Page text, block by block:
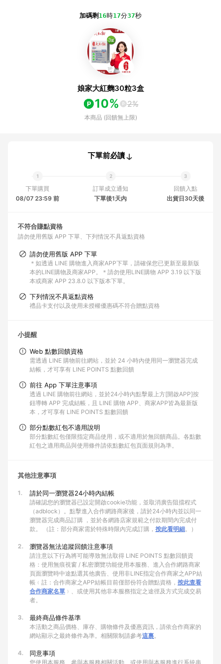
加碼剩 16時17分37秒
娘家大紅麴30粒3盒
10% 2%
本商品 (回饋無上限)
下單前必讀
下單購買
08/07 23:59 前
訂單成立通知
下單後1天內
回饋入點
出貨日30天後
不符合賺點資格
請勿使用舊版 APP 下單 下列情況不具返點資格
請勿使用舊版 APP 下單
＊如透過 LINE 購物進入商家APP下單，請確保您已更新至最新版
本的LINE購物及商家APP。＊請勿使用LINE購物 APP 3.19 以下版
本或商家 APP 23.8.0 以下版本下單。
下列情況不具返點資格
禮品卡支付以及使用未授權優惠碼不符合贈點資格
小提醒
Web 點數回饋資格
需透過 LINE 購物前往網站，並於 24 小時內使用同一瀏覽器完成
結帳，才可享有 LINE POINTS 點數回饋
前往 App 下單注意事項
透過 LINE 購物前往網站，並於24小時內點擊最上方[開啟APP]按
鈕導轉 APP 完成結帳，且 LINE 購物 APP、商家APP皆為最新版
本，才可享有 LINE POINTS 點數回饋
部分點數紅包不適用說明
部分點數紅包僅限指定商品使用，或不適用於無回饋商品。各點數
紅包之適用商品與使用條件請依點數紅包頁面規則為準。
其他注意事項
1. 請於同一瀏覽器24小時內結帳
請確認您的瀏覽器已設定開啟cookie功能，並取消廣告阻擋程式
（adblock）。點擊進入合作網路商家後，請於24小時內並以同一
瀏覽器完成商品訂購 ，並於各網路店家規範之付款期間內完成付
款。 （註：部分商家需於特殊時限內完成訂購， 按此看明細。）
2. 瀏覽器無法追蹤回饋注意事項
請注意以下行為將可能導致無法取得 LINE POINTS 點數回饋資
格：使用無痕視窗 / 私密瀏覽功能使用本服務、進入合作網路商家
頁面瀏覽時中途點選其他廣告、使用非LINE指定合作商家之APP結
帳﹙註：合作商家之APP結帳目前僅部份符合贈點資格， 按此查看
合作商家名單 ﹚、或使用其他非本服務指定之途徑及方式完成交易
者。
3. 最終商品條件基準
本活動之商品價格、庫存、購物條件及優惠資訊，請依合作商家的
網站顯示之最終條件為準。相關限制請參考這裏。
4. 同意事項
您使用本服務、參與本服務相關活動、或使用與本服務進行系統串